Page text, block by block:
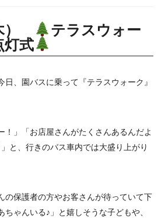
） テラスウォー
灯式
日、園バスに乗って『テラスウォーク』
！」「お店屋さんがたくさんあるんだよ
と、行きのバス車内では大盛り上がり
の保護者の方やお客さんが待っていて下
ゃんいる♪」と嬉しそうな子どもや、